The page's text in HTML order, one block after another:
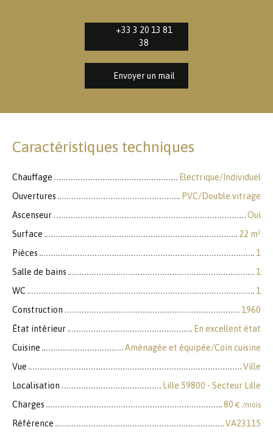
+33 3 20 13 81
38
Envoyer un mail
Caractéristiques techniques
Chauffage
Electrique/Individuel
Ouvertures
PVC/Double vitrage
Ascenseur
Oui
Surface
22 m²
Pièces
1
Salle de bains
1
WC
1
Construction
1960
État intérieur
En excellent état
Cuisine
Aménagée et équipée/Coin cuisine
Vue
Ville
Localisation
Lille 59800 - Secteur Lille
Charges
80 € /mois
Référence VA23115